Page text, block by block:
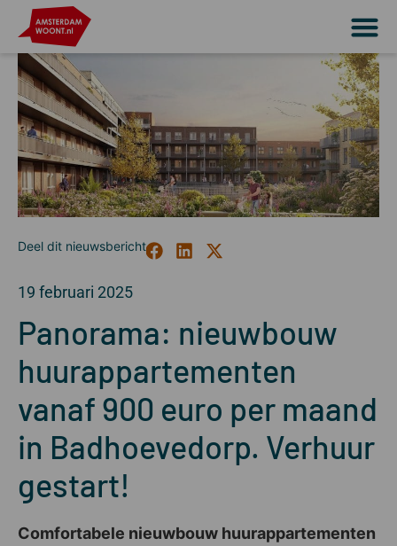
19 februari 2025
Panorama: nieuwbouw
huurappartementen
vanaf 900 euro per maand
in Badhoevedorp. Verhuur
gestart!
Comfortabele nieuwbouw huurappartementen